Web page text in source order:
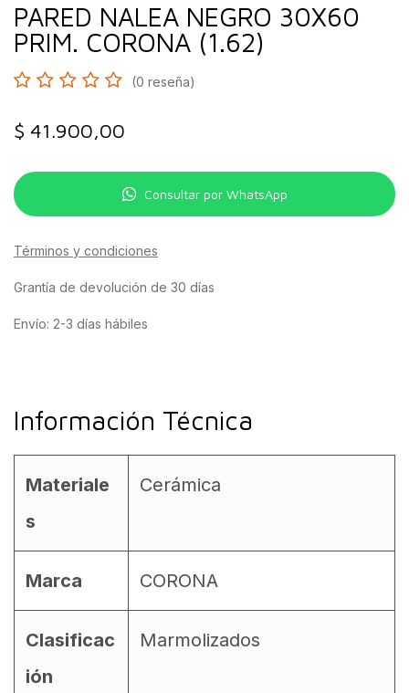
PARED NALEA NEGRO 30X60
PRIM. CORONA (1.62)
(0 reseña)
$ 41.900,00
Consultar por WhatsApp
Términos y condiciones
Grantía de devolución de 30 días
Envío: 2-3 días hábiles
Información Técnica
Materiale
s
Cerámica
Marca CORONA
Clasificac
ión
Marmolizados